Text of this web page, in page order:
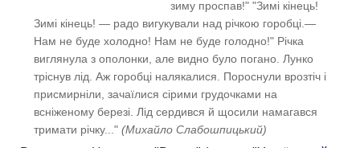
зиму проспав!" "Зимі кінець!
Зимі кінець! — радо вигукували над річкою горобці.—
Нам не буде холодно! Нам не буде голодно!" Річка
виглянула з ополонки, але видно було погано. Лунко
тріснув лід. Аж горобці налякалися. Пороснули врозтіч і
присмирніли, зачаїлися сірими грудочками на
всніженому березі. Лід сердився й щосили намагався
тримати річку..." (Михайло Слабошпицький)